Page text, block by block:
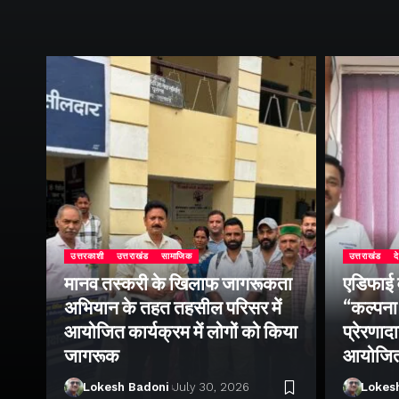
उत्तरकाशी उत्तराखंड सामाजिक
मानव तस्करी के खिलाफ जागरूकता
अभियान के तहत तहसील परिसर में
आयोजित कार्यक्रम में लोगों को किया
जागरूक
Lokesh Badoni July 30, 2026
उत्तराखंड